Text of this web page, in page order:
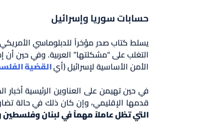
حسابات سوريا وإسرائيل
يسلط كتاب صدر مؤخراً للدبلوماسي
التغلب على “مشكلتها” العربية. وفي حين
الأمن الأساسية لإسرائيل (أيالقضية
في حين تهيمن على العناوين الرئيسية
قدمها الإقليمي، وإن كان ذلك في حالة
التي تظل عاملاً مهماً في لبنان وفلسطين